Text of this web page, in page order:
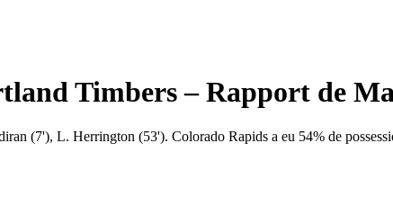
Timbers – Rapport de
(7'), L. Herrington (53'). Colorado Rapids a eu 54% de